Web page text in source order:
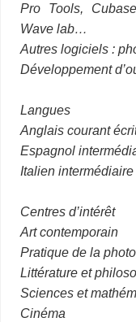
Pro Tools,
Wave lab…
Autres logiciels :
Développement
Langues
Anglais courant
Espagnol
Italien intermédiaire
Centres d’intérêt
Art contemporain
Pratique de la
Littérature et
Sciences et
Cinéma